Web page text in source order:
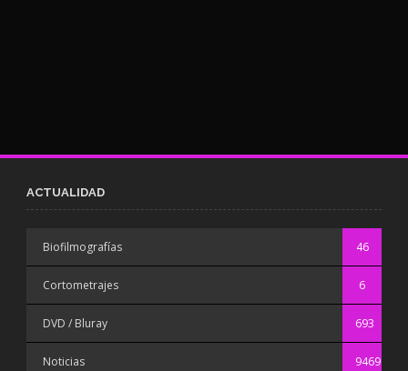
ACTUALIDAD
Biofilmografías 46
Cortometrajes 6
DVD / Bluray 693
Noticias 9469